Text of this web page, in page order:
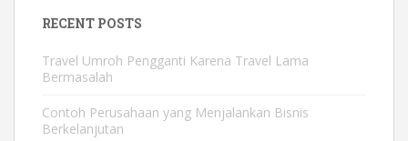
RECENT POSTS
Travel Umroh Pengganti Karena Travel Lama
Bermasalah
Contoh Perusahaan yang Menjalankan Bisnis
Berkelanjutan